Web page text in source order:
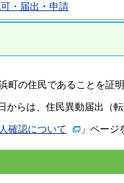
・届出・申請
町の住民であることを証
らは、住民異動届出（
確認について 」ページ